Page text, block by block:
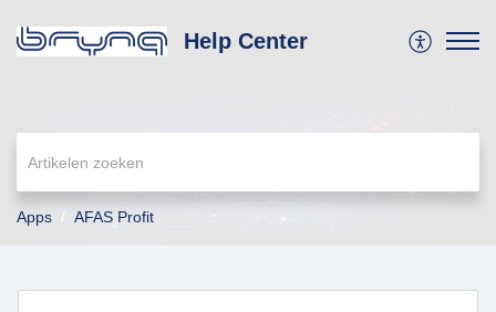
Help Center
Apps AFAS Profit